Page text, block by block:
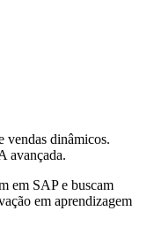
vendas dinâmicos.
avançada.
em SAP e buscam
em aprendizagem